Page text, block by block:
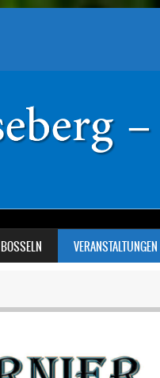
BOSSELN VERANSTALTUNGEN